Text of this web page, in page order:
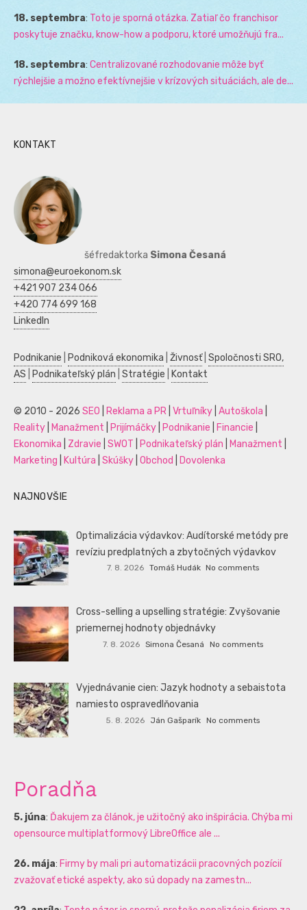
18. septembra: Toto je sporná otázka. Zatiaľ čo franchisor
poskytuje značku, know-how a podporu, ktoré umožňujú fra...
18. septembra: Centralizované rozhodovanie môže byť
rýchlejšie a možno efektívnejšie v krízových situáciách, ale de...
KONTAKT
šéfredaktorka Simona Česaná
simona@euroekonom.sk
+421 907 234 066
+420 774 699 168
LinkedIn
Podnikanie Podniková ekonomika Živnosť| Spoločnosti SRO,
AS
Podnikateľský plán Stratégie Kontakt
© 2010 - 2026 SEO Reklama a PR Vrtuľníky Autoškola
Reality
Manažment Prijímáčky Podnikanie Financie
Ekonomika
Zdravie SWOT Podnikateľský plán Manažment
Marketing
Kultúra Skúšky Obchod Dovolenka
NAJNOVŠIE
Optimalizácia výdavkov: Audítorské metódy pre
revíziu predplatných a zbytočných výdavkov
7. 8. 2026 Tomáš Hudák No comments
Cross-selling a upselling stratégie: Zvyšovanie
priemernej hodnoty objednávky
7. 8. 2026 Simona Česaná No comments
Vyjednávanie cien: Jazyk hodnoty a sebaistota
namiesto ospravedlňovania
5. 8. 2026 Ján Gašparík No comments
Poradňa
5. júna: Ďakujem za článok, je užitočný ako inšpirácia. Chýba mi
opensource multiplatformový LibreOffice ale ...
26. mája: Firmy by mali pri automatizácii pracovných pozícií
zvažovať etické aspekty, ako sú dopady na zamestn...